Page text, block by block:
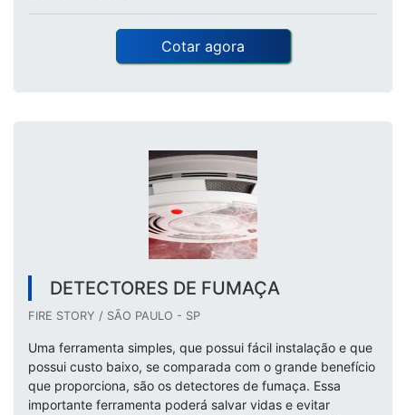
Cotar agora
DETECTORES DE FUMAÇA
FIRE STORY / SÃO PAULO - SP
Uma ferramenta simples, que possui fácil instalação e que
possui custo baixo, se comparada com o grande benefício
que proporciona, são os detectores de fumaça. Essa
importante ferramenta poderá salvar vidas e evitar